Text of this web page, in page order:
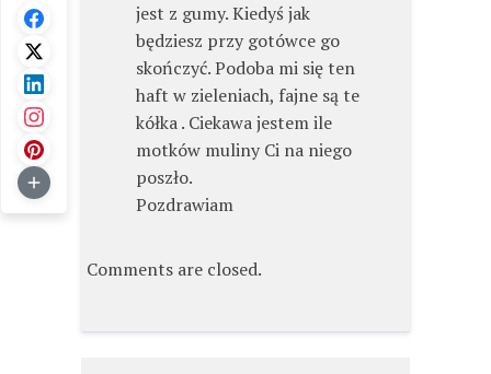
jest z gumy. Kiedyś jak
będziesz przy gotówce go
skończyć. Podoba mi się ten
haft w zieleniach, fajne są te
kółka . Ciekawa jestem ile
motków muliny Ci na niego
poszło.
Pozdrawiam
Comments are closed.